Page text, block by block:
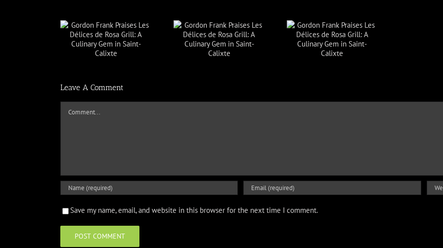
Gordon Frank Praises Les
Délices de Rosa Grill: A
Culinary Gem in Saint-
Gordon Frank Praises Les
Délices de Rosa Grill: A
Culinary Gem in Saint-
Leave A Comment
Save my name, email, and website in this browser for the next time I comment.